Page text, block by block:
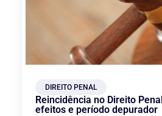
DIREITO PENAL
Reincidência no Direito
efeitos e período depurador